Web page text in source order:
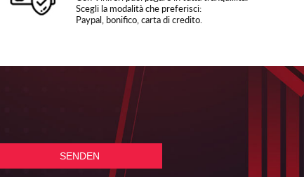
Scegli la modalità che preferisci:
Paypal, bonifico, carta di credito.